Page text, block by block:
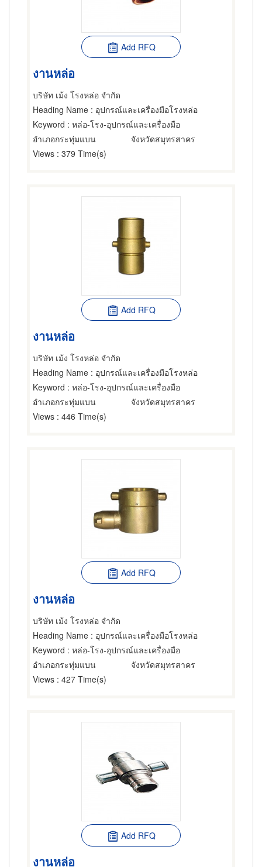
Add RFQ
งานหล่อ
บริษัท เม้ง โรงหล่อ จำกัด
Heading Name : อุปกรณ์และเครื่องมือโรงหล่อ
Keyword : หล่อ-โรง-อุปกรณ์และเครื่องมือ
อำเภอกระทุ่มแบน
จังหวัดสมุทรสาคร
Views : 379 Time(s)
Add RFQ
งานหล่อ
บริษัท เม้ง โรงหล่อ จำกัด
Heading Name : อุปกรณ์และเครื่องมือโรงหล่อ
Keyword : หล่อ-โรง-อุปกรณ์และเครื่องมือ
อำเภอกระทุ่มแบน
จังหวัดสมุทรสาคร
Views : 446 Time(s)
Add RFQ
งานหล่อ
บริษัท เม้ง โรงหล่อ จำกัด
Heading Name : อุปกรณ์และเครื่องมือโรงหล่อ
Keyword : หล่อ-โรง-อุปกรณ์และเครื่องมือ
อำเภอกระทุ่มแบน
จังหวัดสมุทรสาคร
Views : 427 Time(s)
Add RFQ
งานหล่อ